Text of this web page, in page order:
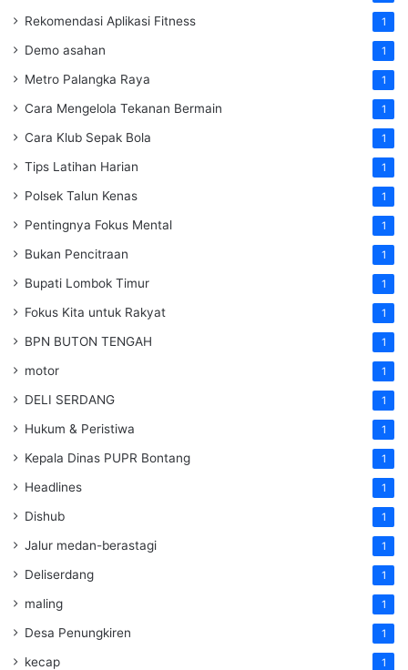
Rekomendasi Aplikasi Fitness 1
Demo asahan 1
Metro Palangka Raya 1
Cara Mengelola Tekanan Bermain 1
Cara Klub Sepak Bola 1
Tips Latihan Harian 1
Polsek Talun Kenas 1
Pentingnya Fokus Mental 1
Bukan Pencitraan 1
Bupati Lombok Timur 1
Fokus Kita untuk Rakyat 1
BPN BUTON TENGAH 1
motor 1
DELI SERDANG 1
Hukum & Peristiwa 1
Kepala Dinas PUPR Bontang 1
Headlines 1
Dishub 1
Jalur medan-berastagi 1
Deliserdang 1
maling 1
Desa Penungkiren 1
kecap 1